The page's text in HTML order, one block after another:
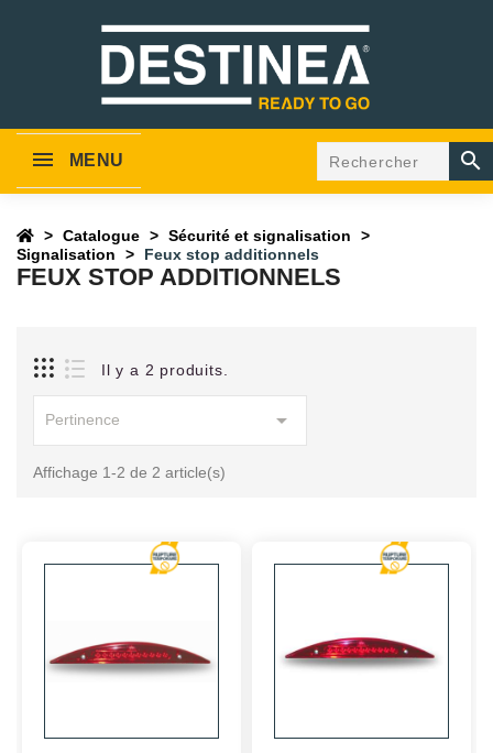
MENU 
Catalogue
Sécurité et signalisation
Signalisation
Feux stop additionnels
FEUX STOP ADDITIONNELS
Il y a 2 produits.
Pertinence 
Affichage 1-2 de 2 article(s)